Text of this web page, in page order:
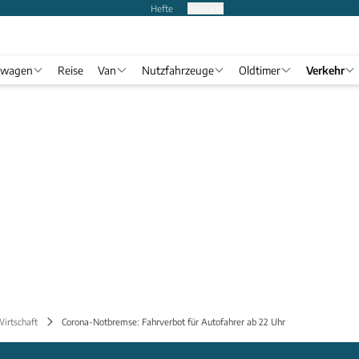
Hefte
Reise Van Nutzfahrzeuge Oldtimer Verkehr
Corona-Notbremse: Fahrverbot für Autofahrer ab 22 Uhr